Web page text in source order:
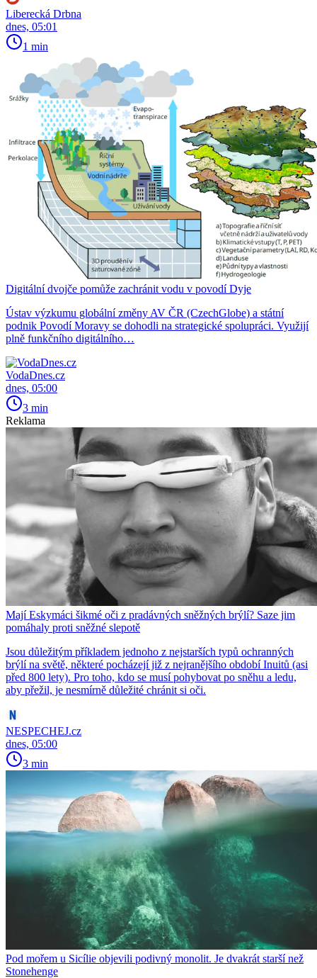
Liberecká Drbna
dnes, 05:01
1 min
Digitální dvojče pomůže zachránit vodu v povodí Dyje
Ústav výzkumu globální změny AV ČR (CzechGlobe) a státní
podnik Povodí Moravy se dohodli na strategické spolupráci. Využijí
plně funkčního digitálního…
VodaDnes.cz
dnes, 05:00
3 min
Reklama
Mají Eskymáci šikmé oči z pradávných sněžných brýlí? Saze jim
pomáhaly proti sněžné slepotě
Jsou důležitým příkladem jednoho z nejstarších typů ochranných
brýlí na světě, některé pocházejí již z nejranějšího období Inuitů (asi
před 800 lety). Pro toho, kdo se musí pohybovat po sněhu a ledu,
aby přežil, je nesmírně důležité chránit si oči.
NESPECHEJ.cz
dnes, 05:00
3 min
Pod mořem u Sicílie objevili podivný monolit. Je dvakrát starší než
Stonehenge